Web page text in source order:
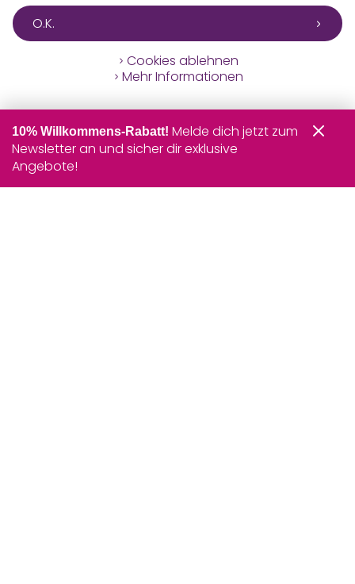
O.K.
Cookies ablehnen
Mehr Informationen
10% Willkommens-Rabatt! Melde dich jetzt zum
Newsletter an und sicher dir exklusive
Angebote!